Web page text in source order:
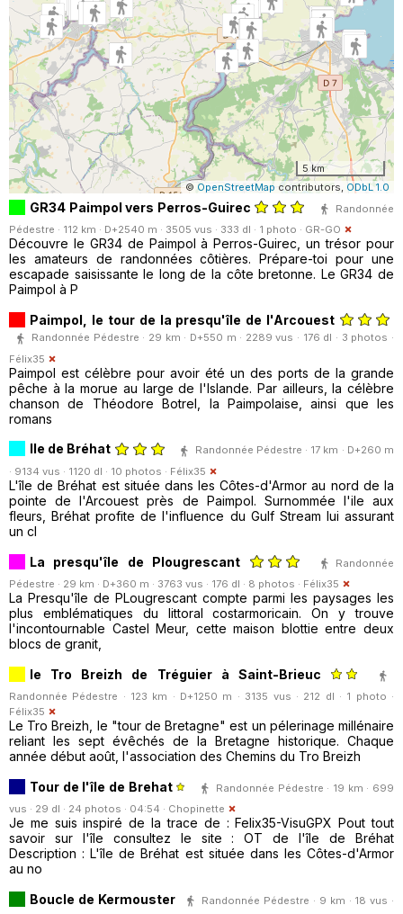
5 km
© OpenStreetMap contributors, ODbL 1.0
GR34 Paimpol vers Perros-Guirec
Randonnée
Pédestre · 112 km · D+2540 m · 3505 vus · 333 dl · 1 photo · GR-GO
Découvre le GR34 de Paimpol à Perros-Guirec, un trésor pour
les amateurs de randonnées côtières. Prépare-toi pour une
escapade saisissante le long de la côte bretonne. Le GR34 de
Paimpol à P
Paimpol, le tour de la presqu'île de l'Arcouest
Randonnée Pédestre · 29 km · D+550 m · 2289 vus · 176 dl · 3 photos ·
Félix35
Paimpol est célèbre pour avoir été un des ports de la grande
pêche à la morue au large de l'Islande. Par ailleurs, la célèbre
chanson de Théodore Botrel, la Paimpolaise, ainsi que les
romans
Ile de Bréhat
Randonnée Pédestre · 17 km · D+260 m
· 9134 vus · 1120 dl · 10 photos · Félix35
L'île de Bréhat est située dans les Côtes-d'Armor au nord de la
pointe de l'Arcouest près de Paimpol. Surnommée l'ile aux
fleurs, Bréhat profite de l'influence du Gulf Stream lui assurant
un cl
La presqu'île de Plougrescant
Randonnée
Pédestre · 29 km · D+360 m · 3763 vus · 176 dl · 8 photos · Félix35
La Presqu'île de PLougrescant compte parmi les paysages les
plus emblématiques du littoral costarmoricain. On y trouve
l'incontournable Castel Meur, cette maison blottie entre deux
blocs de granit,
le Tro Breizh de Tréguier à Saint-Brieuc
Randonnée Pédestre · 123 km · D+1250 m · 3135 vus · 212 dl · 1 photo ·
Félix35
Le Tro Breizh, le "tour de Bretagne" est un pélerinage millénaire
reliant les sept évêchés de la Bretagne historique. Chaque
année début août, l'association des Chemins du Tro Breizh
Tour de l'île de Brehat
Randonnée Pédestre · 19 km · 699
vus · 29 dl · 24 photos · 04:54 · Chopinette
Je me suis inspiré de la trace de : Felix35-VisuGPX Pout tout
savoir sur l'île consultez le site : OT de l'île de Bréhat
Description : L'île de Bréhat est située dans les Côtes-d'Armor
au no
Boucle de Kermouster
Randonnée Pédestre · 9 km · 18 vus ·